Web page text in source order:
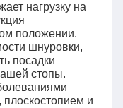
нагрузку на
положении.
шнуровки,
посадки
стопы.
плоскостопием и